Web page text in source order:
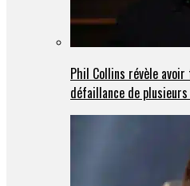
Phil Collins révèle
défaillance de